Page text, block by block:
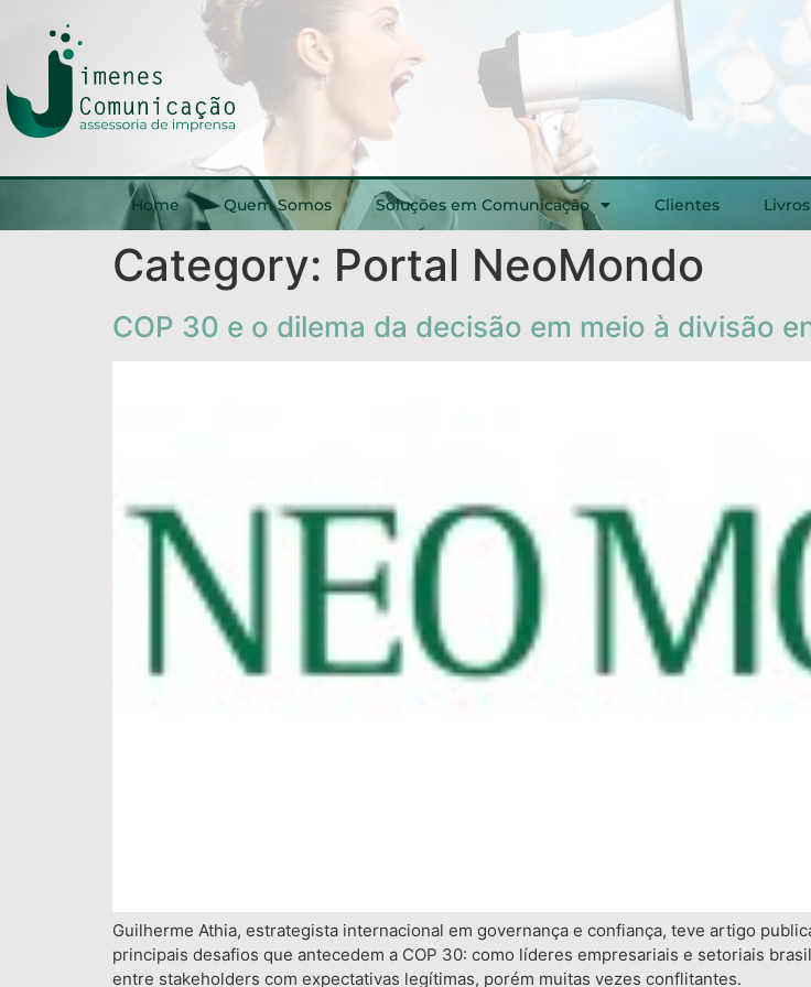
Home Quem Somos Soluções em Comunicação Clientes Livros
Category: Portal NeoMondo
COP 30 e o dilema da decisão em meio à divisão
Guilherme Athia, estrategista internacional em governança e confiança, teve artigo
principais desafios que antecedem a COP 30: como líderes empresariais e setoriais
entre stakeholders com expectativas legítimas, porém muitas vezes conflitantes.